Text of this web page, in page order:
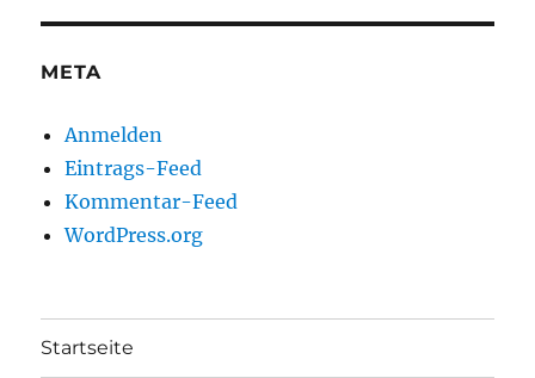
META
Anmelden
Eintrags-Feed
Kommentar-Feed
WordPress.org
Startseite